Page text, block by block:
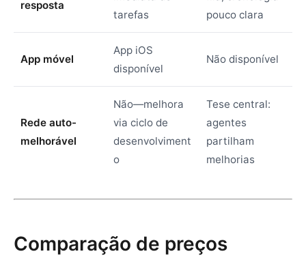
resposta
tarefas
pouco clara
App móvel
App iOS
disponível
Não disponível
Rede auto-
melhorável
Não—melhora
via ciclo de
desenvolviment
o
Tese central:
agentes
partilham
melhorias
Comparação de preços